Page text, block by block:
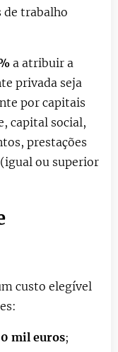
de trabalho
a atribuir a
privada seja
por capitais
capital social,
prestações
ou superior
custo elegível
mil euros;